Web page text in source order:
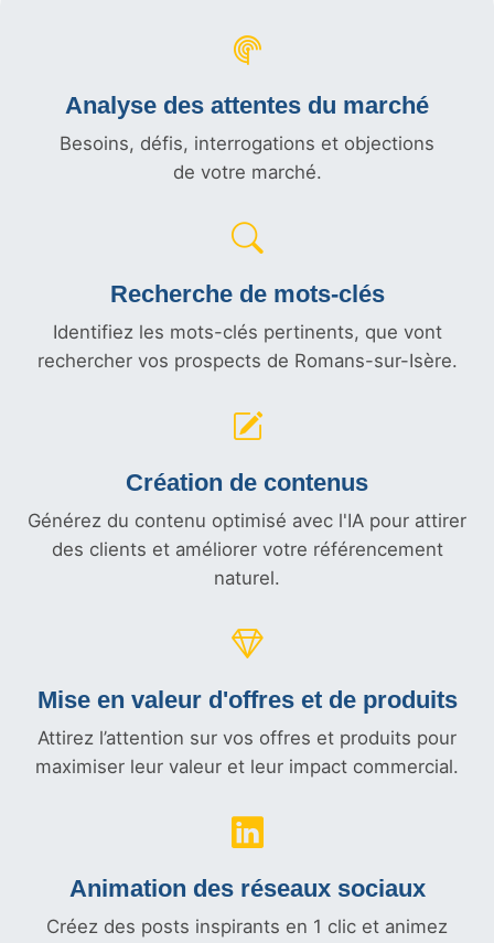
Analyse des attentes du marché
Besoins, défis, interrogations et objections
de votre marché.
Recherche de mots-clés
Identifiez les mots-clés pertinents, que vont
rechercher vos prospects de Romans-sur-Isère.
Création de contenus
Générez du contenu optimisé avec l'IA pour attirer
des clients et améliorer votre référencement
naturel.
Mise en valeur d'offres et de produits
Attirez l’attention sur vos offres et produits pour
maximiser leur valeur et leur impact commercial.
Animation des réseaux sociaux
Créez des posts inspirants en 1 clic et animez